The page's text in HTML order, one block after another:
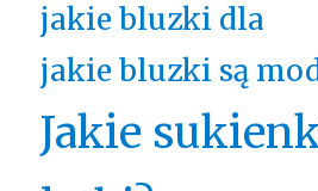
jakie bluzki dla
jakie bluzki są
Jakie